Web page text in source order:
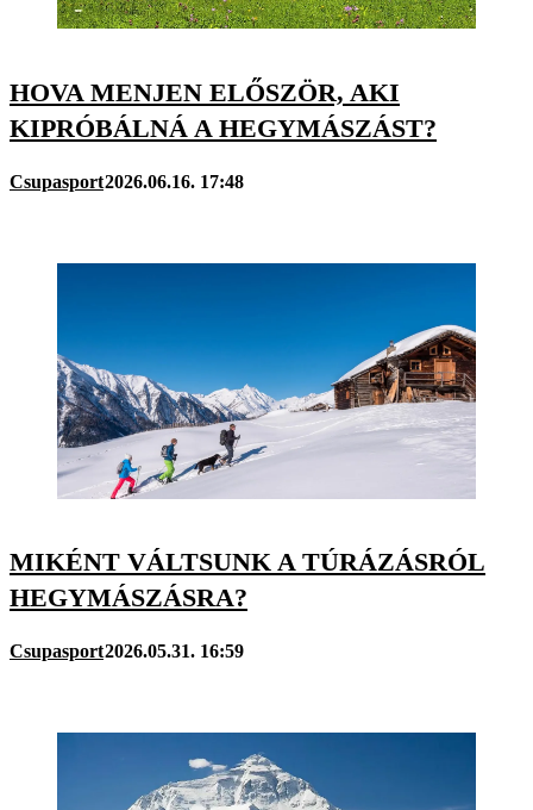
HOVA MENJEN ELŐSZÖR, AKI
KIPRÓBÁLNÁ A HEGYMÁSZÁST?
Csupasport2026.06.16. 17:48
MIKÉNT VÁLTSUNK A TÚRÁZÁSRÓL
HEGYMÁSZÁSRA?
Csupasport2026.05.31. 16:59